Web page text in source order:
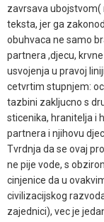
zavrsava ubojstvom(
teksta, jer ga
obuhvaca ne samo
partnera ,djecu,
usvojenja u pravoj
cetvrtim stupnjem:
tazbini zakljucno s
sticenika, hranitelja i
partnera i njihovu
Tvrdnja da se ovaj
ne pije vode, s
cinjenice da u
civilizacijskog
zajednici), vec je